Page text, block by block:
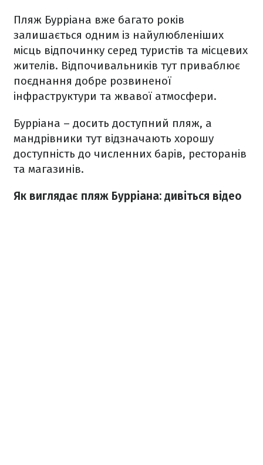
Пляж Бурріана вже багато років
залишається одним із найулюбленіших
місць відпочинку серед туристів та місцевих
жителів. Відпочивальників тут приваблює
поєднання добре розвиненої
інфраструктури та жвавої атмосфери.
Бурріана – досить доступний пляж, а
мандрівники тут відзначають хорошу
доступність до численних барів, ресторанів
та магазинів.
Як виглядає пляж Бурріана: дивіться відео